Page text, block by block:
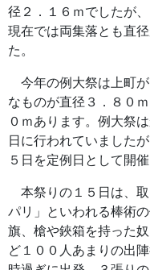
径２．１６ｍでしたが
現在では両集落とも直
た。
今年の例大祭は上町が
なものが直径３．８０
０ｍあります。例大祭
日に行われていました
５日を定例日として開
本祭りの１５日は、
パリ」といわれる棒術
旗、槍や鋏箱を持った
ど１００人あまりの出